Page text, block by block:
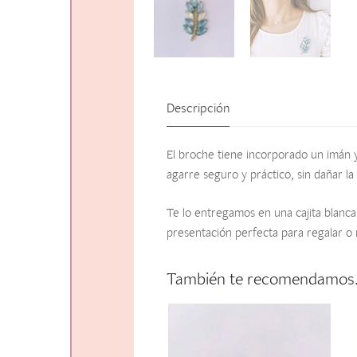
Descripción
El broche tiene incorporado un
agarre seguro y práctico, sin dañar
Te lo entregamos en una cajita
presentación perfecta para regalar o
También te